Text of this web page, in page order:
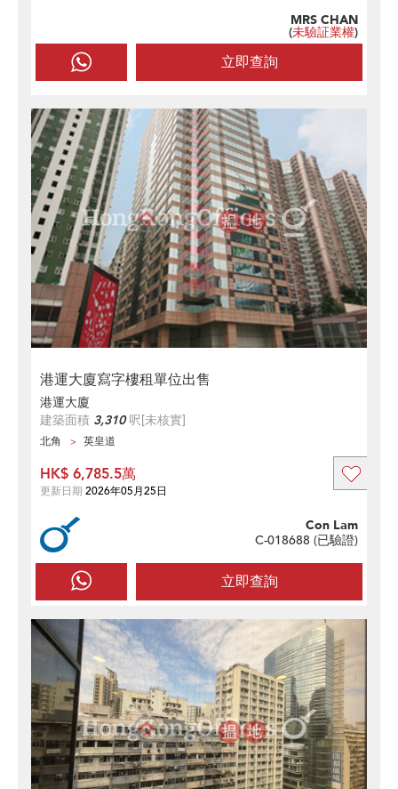
立即查詢
MRS CHAN
(未驗証業權)
港運大廈寫字樓租單位出售
港運大廈
建築面積 3,310呎[未核實]
北角 英皇道
立即查詢
Con Lam
C-018688 (已驗證)
HK$ 6,785.5萬
更新日期 2026年05月25日